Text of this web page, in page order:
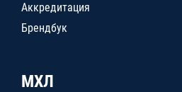
Аккредитация
Брендбук
МХЛ